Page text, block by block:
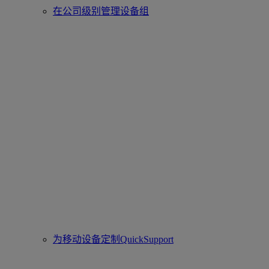
在公司级别管理设备组
为移动设备定制QuickSupport